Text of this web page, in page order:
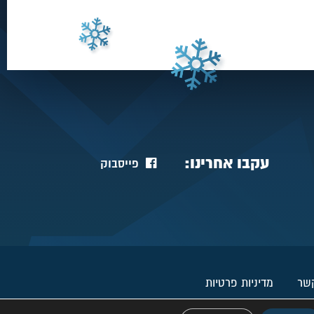
עקבו אחרינו: פייסבוק
מדיניות פרטיות